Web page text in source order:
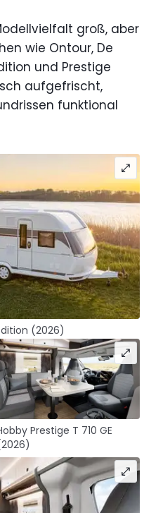
groß, aber
wie Ontour, De
und Prestige
aufgefrischt,
funktional
(2026)
Prestige T 710 GE